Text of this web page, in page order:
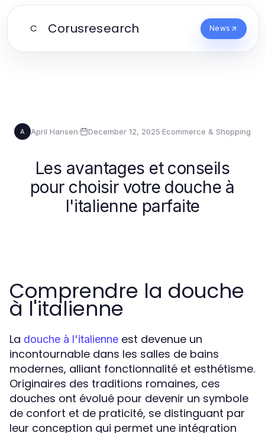
C Corusresearch News
A April Hansen· December 12, 2025·Ecommerce & Shopping
Les avantages et conseils
pour choisir votre douche à
l'italienne parfaite
Comprendre la douche
à l'italienne
La douche à l'italienne est devenue un
incontournable dans les salles de bains
modernes, alliant fonctionnalité et esthétisme.
Originaires des traditions romaines, ces
douches ont évolué pour devenir un symbole
de confort et de praticité, se distinguant par
leur conception qui permet une intégration